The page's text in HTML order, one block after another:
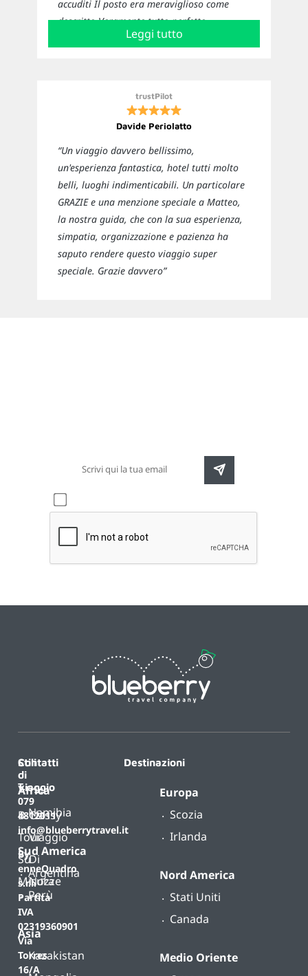
accuditi Il posto era meraviglioso come
descritto Veramente tutto perfetto
Sicuramente ci affideremo nuovamente a
Leggi tutto
trustPilot
Davide Periolatto
“Un viaggio davvero bellissimo,
un'esperienza fantastica, hotel tutti molto
belli, luoghi indimenticabili. Un particolare
GRAZIE e una menzione speciale a Matteo,
la nostra guida, che con la sua esperienza,
simpatia, organizzazione e pazienza ha
saputo rendere questo viaggio super
speciale. Grazie davvero”
Contatti
T.
079
4812011
info@blueberrytravel.it
By
enneQuadro
s.r.l.
Partita
IVA
02319360901
Via
Torres
16/A
Destinazioni
Africa
Namibia
Sud America
Argentina
Perù
Asia
Kazakistan
Europa
Scozia
Irlanda
Nord America
Stati Uniti
Canada
Medio Oriente
Stili
di
viaggio
B-
Tour
Su
Misura
Classy
Viaggio
Di
Nozze